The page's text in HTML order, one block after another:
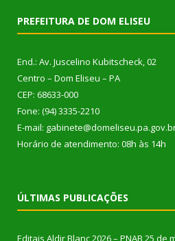
PREFEITURA DE DOM ELISEU
End.: Av. Juscelino Kubitscheck, 02
Centro – Dom Eliseu – PA
CEP: 68633-000
Fone: (94) 3335-2210
E-mail:
Horário de atendimento: 08h às 14h
ÚLTIMAS PUBLICAÇÕES
Editais Aldir Blanc 2026 – PNAB 25 de